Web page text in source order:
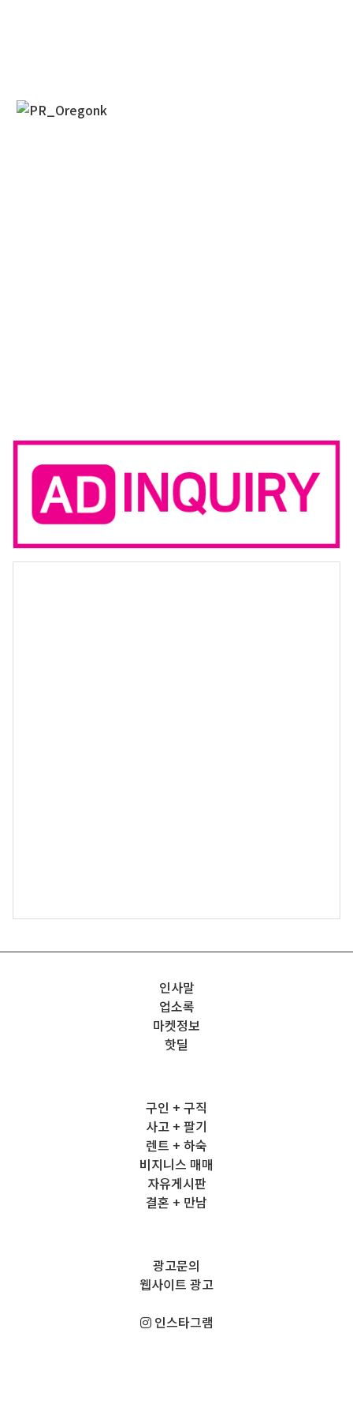
인사말
업소록
마켓정보
핫딜
구인 + 구직
사고 + 팔기
렌트 + 하숙
비지니스 매매
자유게시판
결혼 + 만남
광고문의
웹사이트 광고
인스타그램